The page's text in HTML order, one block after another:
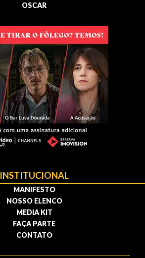
OSCAR
INSTITUCIONAL
MANIFESTO
NOSSO ELENCO
MEDIA KIT
FAÇA PARTE
CONTATO